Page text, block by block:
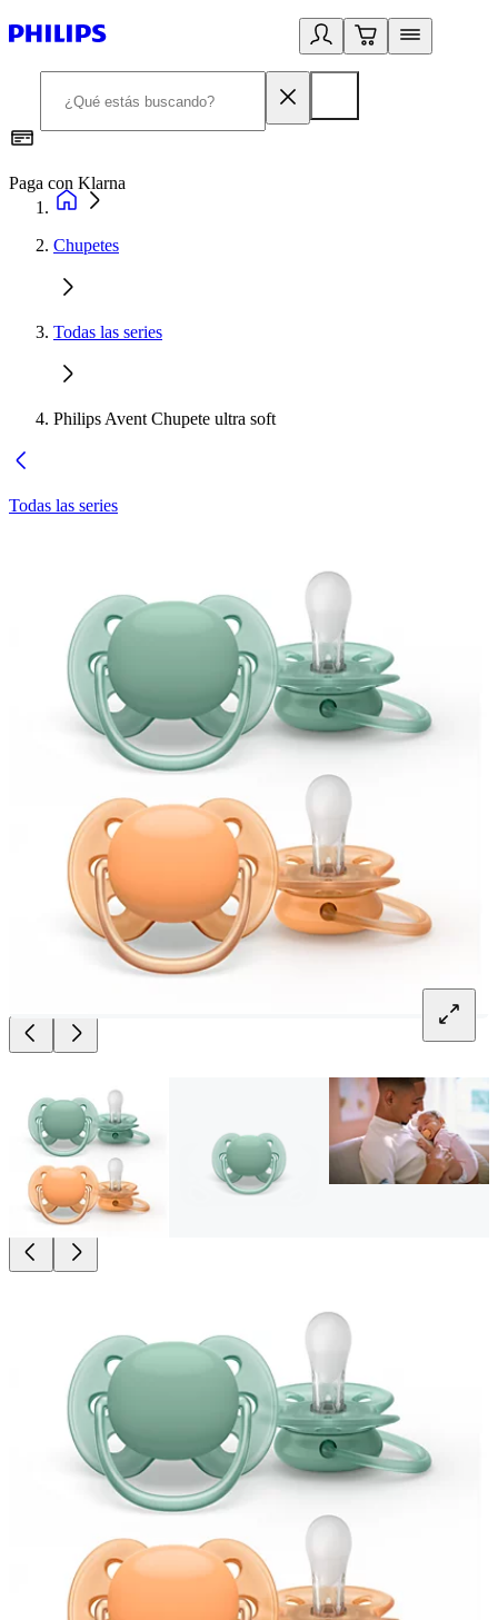
Paga con Klarna
Chupetes
Todas las series
Philips Avent Chupete ultra soft
Todas las series